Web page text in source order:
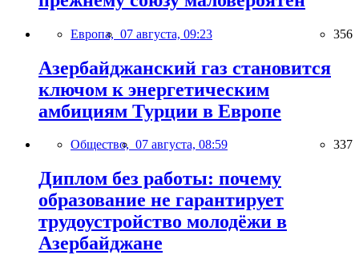
Европа, 07 августа, 09:23 356
Азербайджанский газ становится
ключом к энергетическим
амбициям Турции в Европе
Общество, 07 августа, 08:59 337
Диплом без работы: почему
образование не гарантирует
трудоустройство молодёжи в
Азербайджане